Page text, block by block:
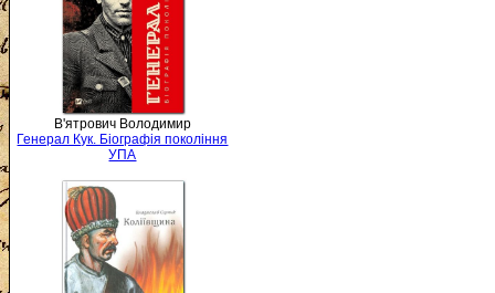
В'ятрович Володимир
Генерал Кук. Біографія покоління
УПА